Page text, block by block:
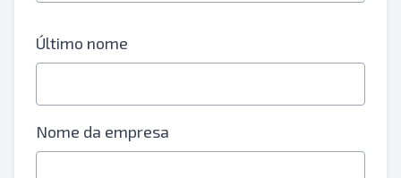
Último nome
Nome da empresa